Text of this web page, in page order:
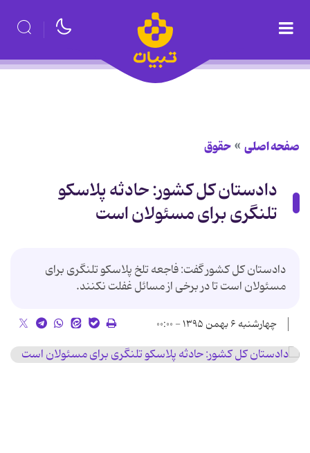
صفحه اصلی حقوق
دادستان کل کشور: حادثه پلاسکو
تلنگری برای مسئولان است
دادستان کل کشور گفت: فاجعه تلخ پلاسکو تلنگری برای
مسئولان است تا در برخی از مسائل غفلت نکنند.
چهارشنبه ۶ بهمن ۱۳۹۵ - ۰۰:۰۰